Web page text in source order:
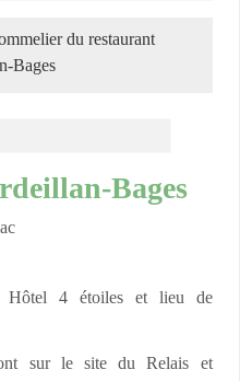
du restaurant
Bages
Bages
Hôtel 4 étoiles et lieu de
sur le site du Relais et